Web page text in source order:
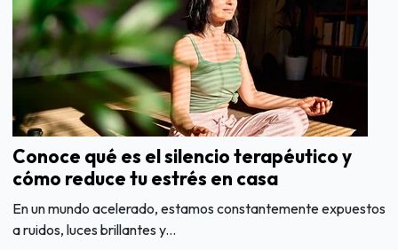
Conoce qué es el silencio terapéutico y
cómo reduce tu estrés en casa
En un mundo acelerado, estamos constantemente expuestos
a ruidos, luces brillantes y...